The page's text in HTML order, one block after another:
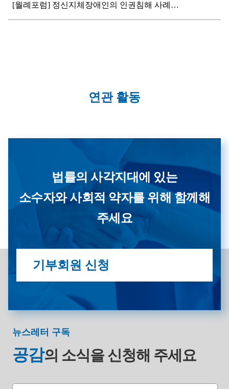
[월례포럼] 정신지체장애인의 인권침해 사례와 대응과정
연관 활동
법률의 사각지대에 있는
소수자와 사회적 약자를 위해 함께해
주세요
기부회원 신청
뉴스레터 구독
공감의 소식을 신청해 주세요